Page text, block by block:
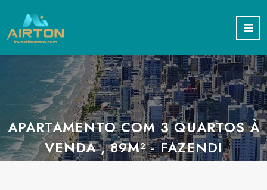
APARTAMENTO COM 3 QUARTOS À
VENDA , 89M² - FAZENDI